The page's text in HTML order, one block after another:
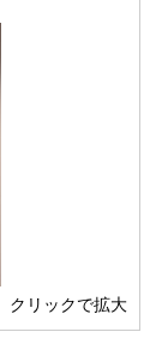
クリックで拡大